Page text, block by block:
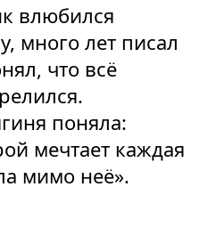
влюбился
много лет писал
что всё
поняла:
мечтает каждая
мимо неё».